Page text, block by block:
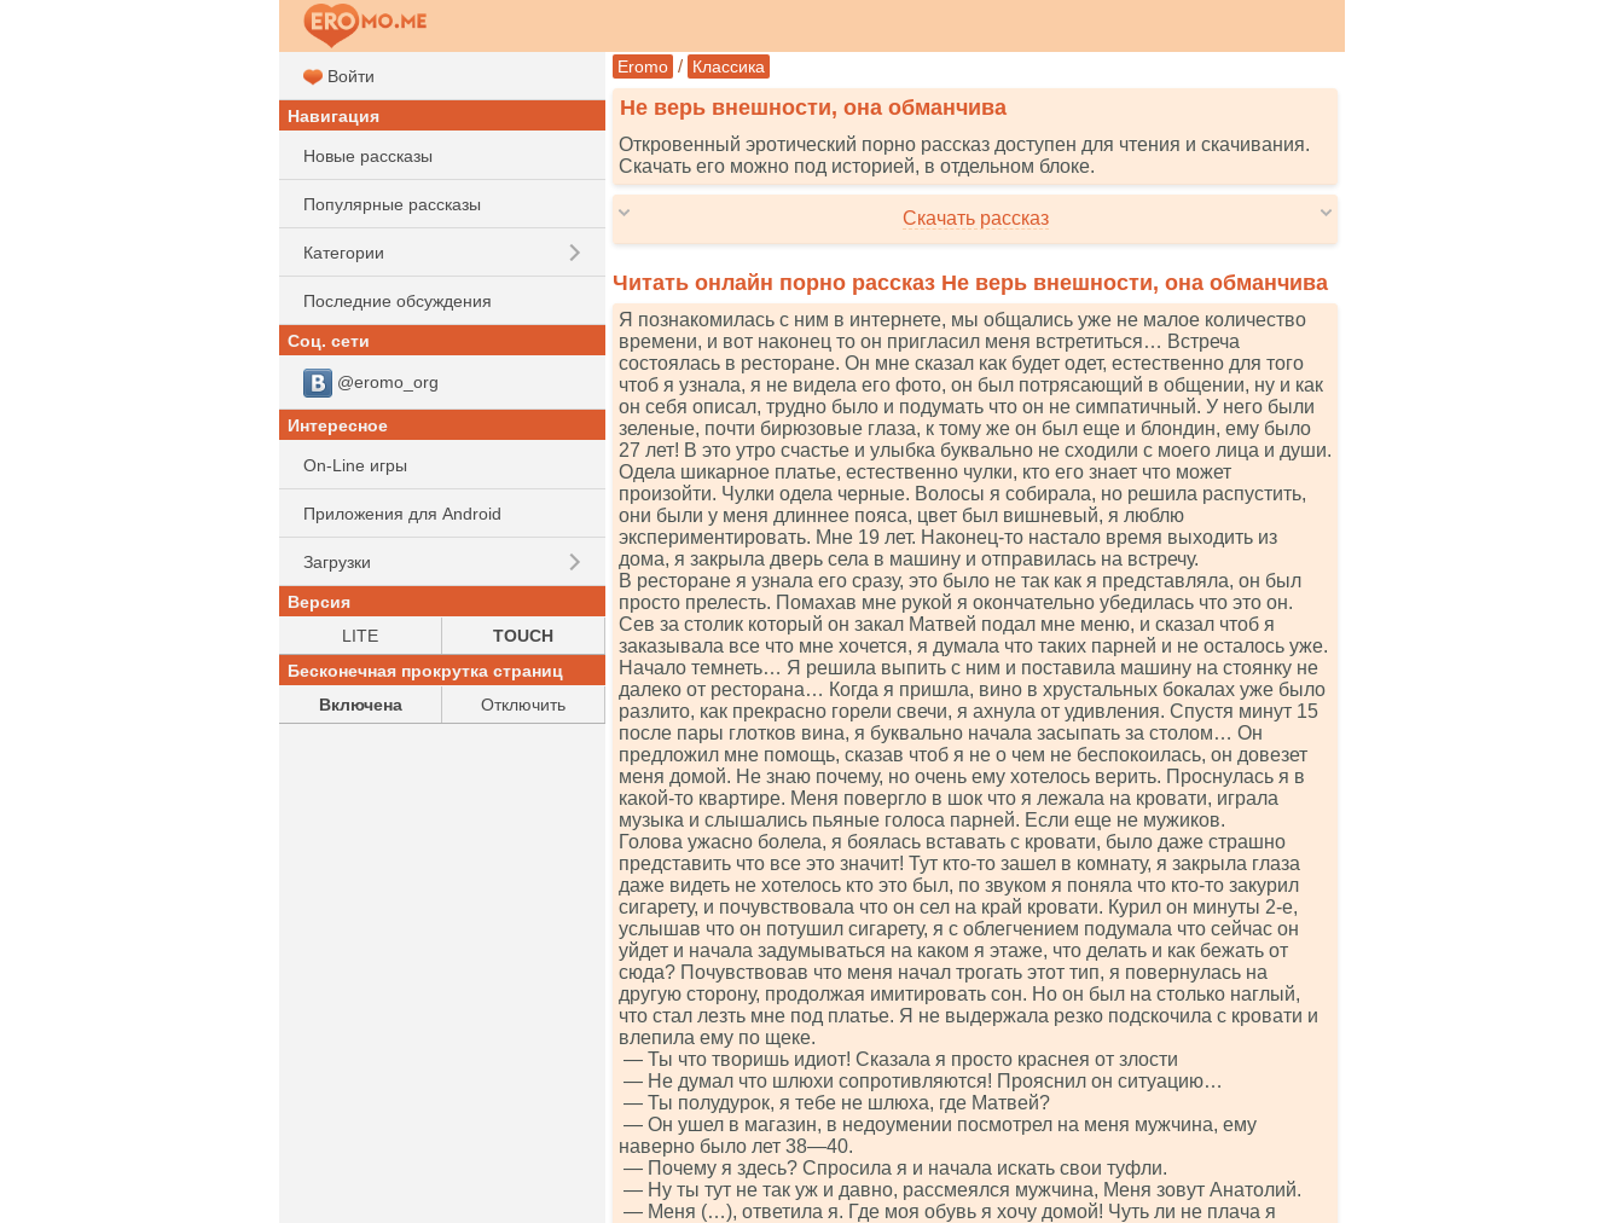
Eromo / Классика
Не верь внешности, она обманчива
Откровенный эротический порно рассказ доступен для чтения и скачивания.
Скачать его можно под историей, в отдельном блоке.
Скачать рассказ
Читать онлайн порно рассказ Не верь внешности, она обманчива
Я познакомилась с ним в интернете, мы общались уже не малое количество
времени, и вот наконец то он пригласил меня встретиться… Встреча
состоялась в ресторане. Он мне сказал как будет одет, естественно для того
чтоб я узнала, я не видела его фото, он был потрясающий в общении, ну и как
он себя описал, трудно было и подумать что он не симпатичный. У него были
зеленые, почти бирюзовые глаза, к тому же он был еще и блондин, ему было
27 лет! В это утро счастье и улыбка буквально не сходили с моего лица и души.
Одела шикарное платье, естественно чулки, кто его знает что может
произойти. Чулки одела черные. Волосы я собирала, но решила распустить,
они были у меня длиннее пояса, цвет был вишневый, я люблю
экспериментировать. Мне 19 лет. Наконец-то настало время выходить из
дома, я закрыла дверь села в машину и отправилась на встречу.
В ресторане я узнала его сразу, это было не так как я представляла, он был
просто прелесть. Помахав мне рукой я окончательно убедилась что это он.
Сев за столик который он закал Матвей подал мне меню, и сказал чтоб я
заказывала все что мне хочется, я думала что таких парней и не осталось уже.
Начало темнеть… Я решила выпить с ним и поставила машину на стоянку не
далеко от ресторана… Когда я пришла, вино в хрустальных бокалах уже было
разлито, как прекрасно горели свечи, я ахнула от удивления. Спустя минут 15
после пары глотков вина, я буквально начала засыпать за столом… Он
предложил мне помощь, сказав чтоб я не о чем не беспокоилась, он довезет
меня домой. Не знаю почему, но очень ему хотелось верить. Проснулась я в
какой-то квартире. Меня повергло в шок что я лежала на кровати, играла
музыка и слышались пьяные голоса парней. Если еще не мужиков.
Голова ужасно болела, я боялась вставать с кровати, было даже страшно
представить что все это значит! Тут кто-то зашел в комнату, я закрыла глаза
даже видеть не хотелось кто это был, по звуком я поняла что кто-то закурил
сигарету, и почувствовала что он сел на край кровати. Курил он минуты 2-е,
услышав что он потушил сигарету, я с облегчением подумала что сейчас он
уйдет и начала задумываться на каком я этаже, что делать и как бежать от
сюда? Почувствовав что меня начал трогать этот тип, я повернулась на
другую сторону, продолжая имитировать сон. Но он был на столько наглый,
что стал лезть мне под платье. Я не выдержала резко подскочила с кровати и
влепила ему по щеке.
— Ты что творишь идиот! Сказала я просто краснея от злости
— Не думал что шлюхи сопротивляются! Прояснил он ситуацию…
— Ты полудурок, я тебе не шлюха, где Матвей?
— Он ушел в магазин, в недоумении посмотрел на меня мужчина, ему
наверно было лет 38—40.
— Почему я здесь? Спросила я и начала искать свои туфли.
— Ну ты тут не так уж и давно, рассмеялся мужчина, Меня зовут Анатолий.
— Меня (…), ответила я. Где моя обувь я хочу домой! Чуть ли не плача я
Войти
Навигация
Новые рассказы
Популярные рассказы
Категории
Последние обсуждения
Соц. сети
@eromo_org
Интересное
On-Line игры
Приложения для Android
Загрузки
Версия
LITE
TOUCH
Бесконечная прокрутка страниц
Включена
Отключить